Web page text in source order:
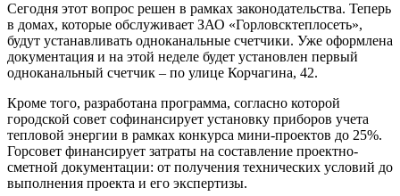
Сегодня этот вопрос решен в рамках законодательства. Теперь
в домах, которые обслуживает ЗАО «Горловсктеплосеть»,
будут устанавливать одноканальные счетчики. Уже оформлена
документация и на этой неделе будет установлен первый
одноканальный счетчик – по улице Корчагина, 42.
Кроме того, разработана программа, согласно которой
городской совет софинансирует установку приборов учета
тепловой энергии в рамках конкурса мини-проектов до 25%.
Горсовет финансирует затраты на составление проектно-
сметной документации: от получения технических условий до
выполнения проекта и его экспертизы.